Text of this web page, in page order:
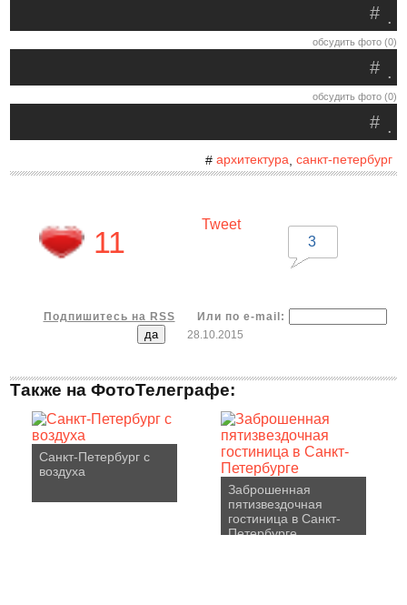
.
#
обсудить фото (0)
.
#
обсудить фото (0)
.
#
# архитектура, санкт-петербург
11
Tweet
3
Подпишитесь на RSS
Или по e-mail:
28.10.2015
Также на ФотоТелеграфе:
Санкт-Петербург с
воздуха
Заброшенная
пятизвездочная
гостиница в Санкт-
Петербурге